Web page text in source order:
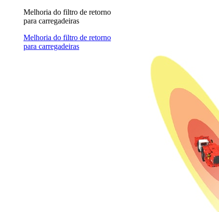
Melhoria do filtro de retorno
para carregadeiras
Melhoria do filtro de retorno
para carregadeiras